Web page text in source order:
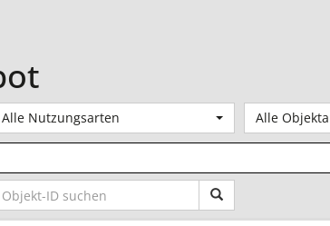
Alle Nutzungsarten Alle